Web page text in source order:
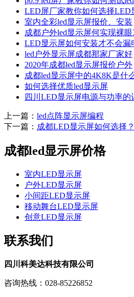
LED屏厂家教你如何选择LED
室内全彩led显示屏报价、安装
成都户外led显示屏何实现裸
LED显示屏如何安装才不会漏
led户外显示屏成都那家厂家好
2020年成都led显示屏报价户外
成都led显示屏中的4K8K是什
如何选择优质led显示屏
四川LED显示屏电源与功率的
上一篇： led点阵显示屏编程
下一篇： 成都LED显示屏如何选择？
成都led显示屏价格
室内LED显示屏
户外LED显示屏
小间距LED显示屏
移动舞台LED显示屏
创意LED显示屏
联系我们
四川科美达科技有限公司
咨询热线：028-85226852